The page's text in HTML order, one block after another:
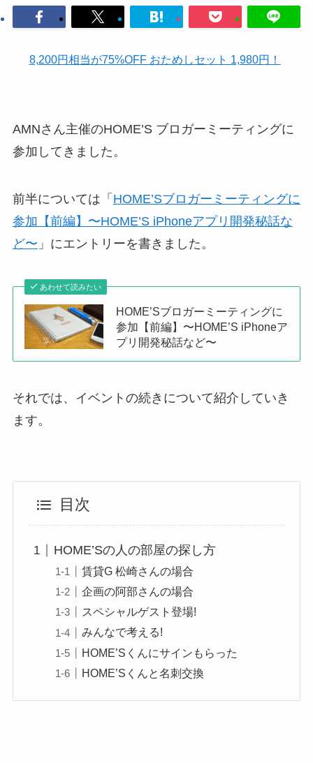
8,200円相当が75%OFF おためしセット 1,980円！
AMNさん主催のHOME’S ブロガーミーティングに
参加してきました。
前半については「 HOME’Sブロガーミーティングに
参加【前編】〜HOME’S iPhoneアプリ開発秘話な
ど〜 」にエントリーを書きました。
あわせて読みたい
HOME’Sブロガーミーティングに
参加【前編】〜HOME’S iPhoneア
プリ開発秘話など〜
それでは、イベントの続きについて紹介していき
ます。
目次
HOME’Sの人の部屋の探し方
賃貸G 松崎さんの場合
企画の阿部さんの場合
スペシャルゲスト登場!
みんなで考える!
HOME’Sくんにサインもらった
HOME’Sくんと名刺交換